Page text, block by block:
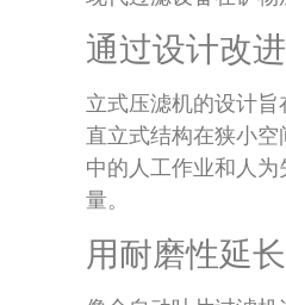
通过设计改
立式压滤机的设计
直立式结构在狭小
中的人工作业和人
量。
用耐磨性延